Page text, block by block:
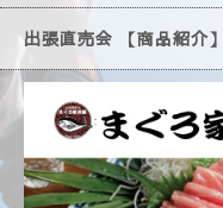
出張直売会 【商品紹介】